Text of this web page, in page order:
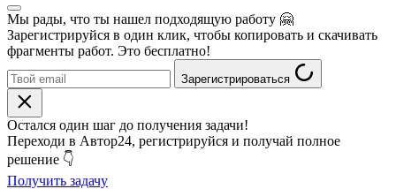
Мы рады, что ты нашел подходящую работу 🤗
Зарегистрируйся в один клик, чтобы копировать и скачивать
фрагменты работ. Это бесплатно!
Зарегистрироваться
Остался один шаг до получения задачи!
Переходи в Автор24, регистрируйся и получай полное
решение 👇
Получить задачу